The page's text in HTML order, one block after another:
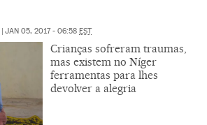
| JAN 05, 2017 - 06:58 EST
Crianças sofreram traumas,
mas existem no Níger
ferramentas para lhes
devolver a alegria